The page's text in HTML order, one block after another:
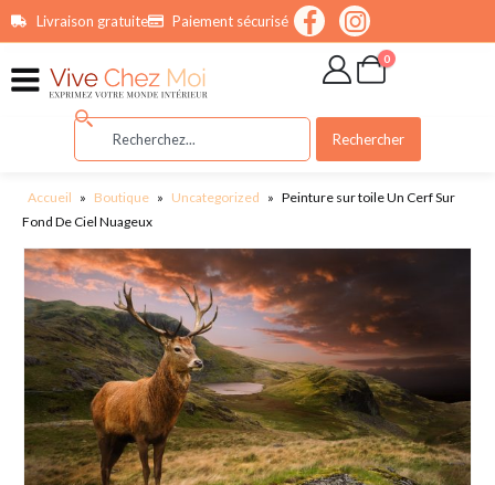
principalLivraison gratuite Paiement sécurisé
0
Rechercher
Accueil » Boutique » Uncategorized » Peinture sur toile Un Cerf Sur
Fond De Ciel Nuageux